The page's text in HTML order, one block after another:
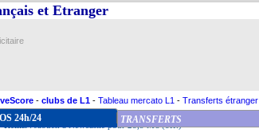
et Etranger
- clubs de L1 - Tableau mercato L1 - Transferts étranger
24h/24 TRANSFERTS
Ligue 1+: deux tarifs pour la nouvelle saison
Le Havre: Demba Ba va succéder à Bodmer
Majorque
PHOTO : les Bleus s'envolent pour Boston
Real: Mourinho pousse pour Mateus Fernandes
: Jaouen à Newcastle pour 28,5 M€ (off.)